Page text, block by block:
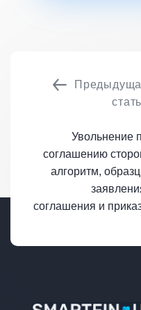
Увольнение
соглашению
алгоритм,
соглашения и